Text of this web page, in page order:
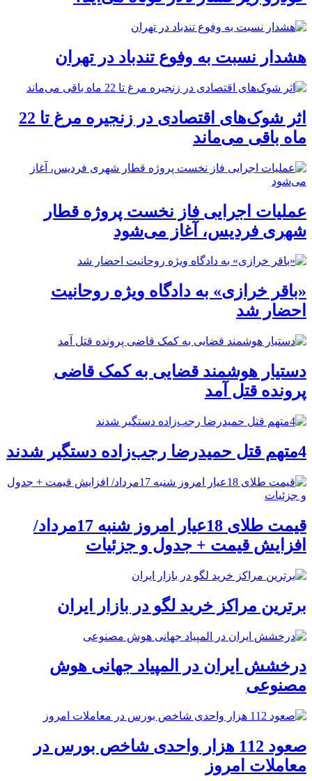
هشدار نسبت به وفوع تندباد در تهران
اثر شوک‌های اقتصادی در زنجیره مرغ تا 22
ماه باقی می‌ماند
عملیات اجرایی فاز نخست پروژه قطار
شهری فردیس، آغاز می‌شود
«باقر خرازی» به دادگاه ویژه روحانیت
احضار شد
دستیار هوشمند قضایی به کمک قاضی
پرونده قتل آمد
4متهم قتل حمیدرضا رجب‌زاده دستگیر شدند
قیمت طلای 18عیار امروز شنبه 17مرداد/
افزایش قیمت + جدول و جزئیات
برترین مراکز خرید لگو در بازار ایران
درخشش ایران در المپیاد جهانی هوش
مصنوعی
صعود 112 هزار واحدی شاخص بورس در
معاملات امروز